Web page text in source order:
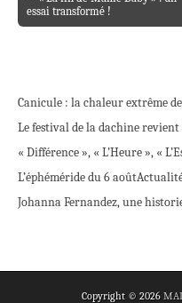
Post navigation
essai transformé !
Canicule : la chaleur extrême
Le festival de la dachine
« Différence », « L’Heure », «
L’éphéméride du 6 août
Johanna Fernandez, une
Copyright © 2026